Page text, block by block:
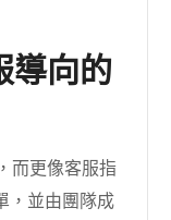
導向的
而更像客服指
，並由團隊成